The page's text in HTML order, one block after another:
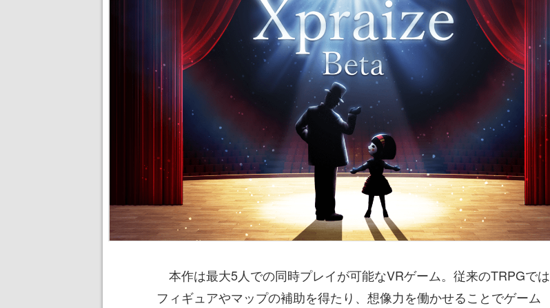
本作は最大5人での同時プレイが可能なVRゲーム。従来のTRPGでは
フィギュアやマップの補助を得たり、想像力を働かせることでゲーム